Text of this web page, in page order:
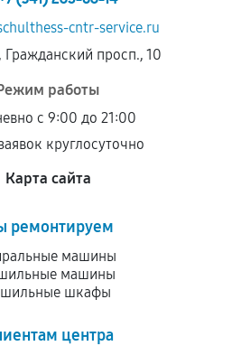
cntr-service.ru
Гражданский просп., 10
работы
с 9:00 до 21:00
круглосуточно
Карта сайта
ремонтируем
машины
машины
шкафы
центра